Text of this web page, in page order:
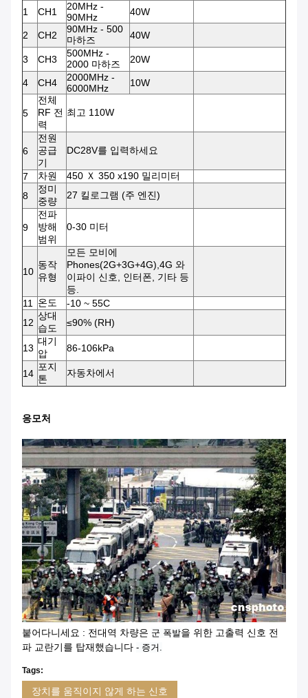
1 CH1
20MHz -
90MHz
40W
2 CH2
90MHz - 500
마하즈
40W
3 CH3
500MHz -
2000 마하즈
20W
4 CH4
2000MHz -
6000MHz
10W
5
전체
RF 전
력
최고 110W
6
전원
공급
기
DC28V를 입력하세요
7 차원
450 Ｘ 350 x190 밀리미터
8
정미
중량
27 킬로그램 (주 엔진)
9
전파
방해
범위
0-30 미터
10
동작
유형
모든 모비에
Phones(2G+3G+4G),4G 와
이파이 신호, 인터폰, 기타 등
등.
11 온도
-10 ~ 55C
12
상대
습도
≤90% (RH)
13
대기
압
86-106kPa
14
포지
톤
자동차에서
응모처
붙어다니세요 : 전대역 차량은 군 폭발을 위한 고출력 신호 전
파 교란기를 탑재했습니다 - 증거.
Tags:
장치를 움직이지 않게 하는 신호